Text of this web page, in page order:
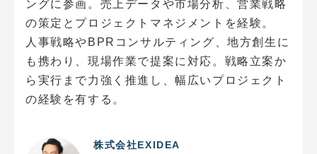
ングに参画。売上データや市場分析、営業戦略
の策定とプロジェクトマネジメントを経験。
人事戦略やBPRコンサルティング、地方創生に
も携わり、現場作業で提案に対応。戦略立案か
ら実行まで力強く推進し、幅広いプロジェクト
の経験を有する。
株式会社EXIDEA